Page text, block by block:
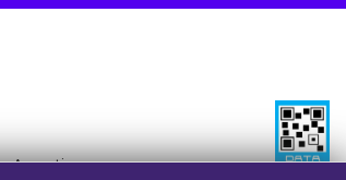
Argentina.